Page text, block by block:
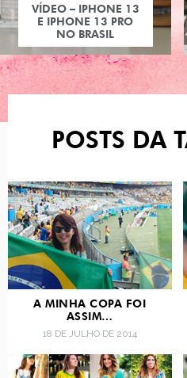
VÍDEO – IPHONE 13
E IPHONE 13 PRO
NO BRASIL
POSTS DA
A MINHA COPA FOI
ASSIM…
18 DE JULHO DE 2014